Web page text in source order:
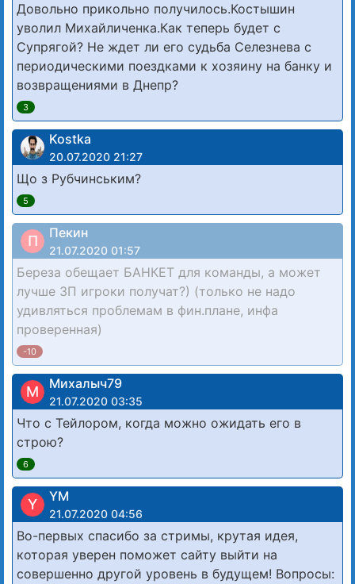
Довольно прикольно получилось.Костышин
уволил Михайличенка.Как теперь будет с
Супрягой? Не ждет ли его судьба Селезнева с
периодическими поездками к хозяину на банку и
возвращениями в Днепр?
3
Kostka
20.07.2020 21:27
Що з Рубчинським?
5
П Пекин
21.07.2020 01:57
Береза обещает БАНКЕТ для команды, а может
лучше ЗП игроки получат?) (только не надо
удивляться проблемам в фин.плане, инфа
проверенная)
-10
М Михалыч79
21.07.2020 03:35
Что с Тейлором, когда можно ожидать его в
строю?
6
Y YM
21.07.2020 04:56
Во-первых спасибо за стримы, крутая идея,
которая уверен поможет сайту выйти на
совершенно другой уровень в будущем! Вопросы: